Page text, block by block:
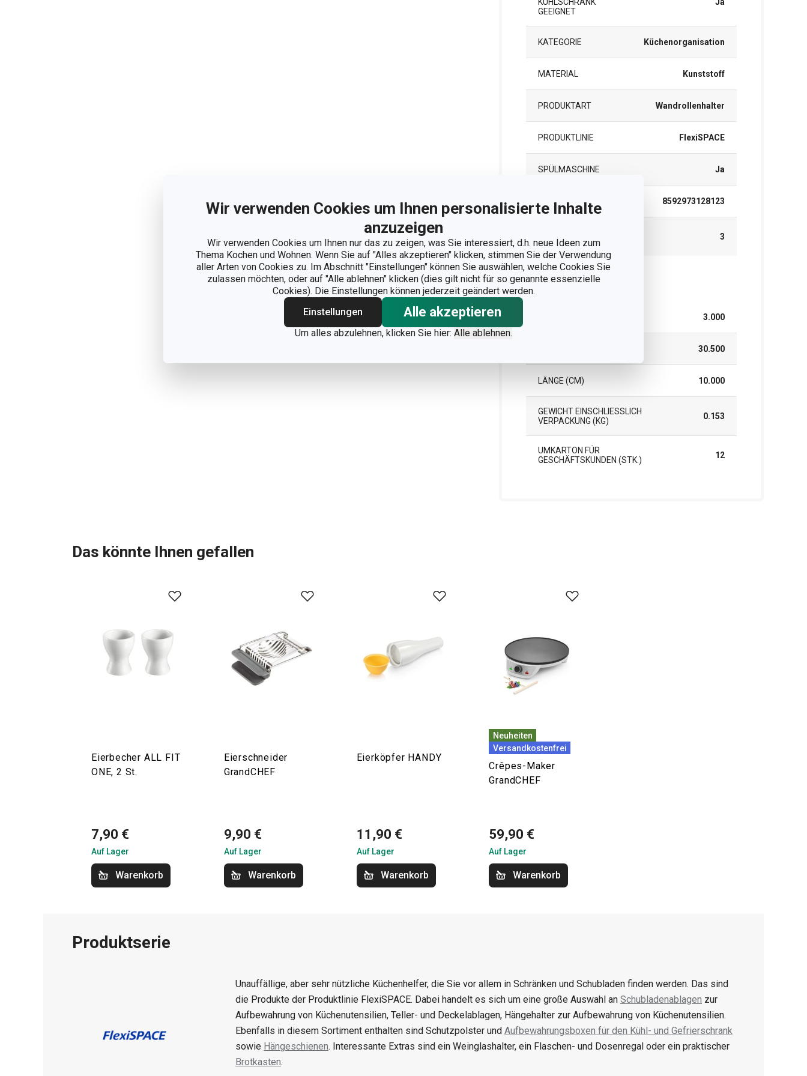
Wir verwenden Cookies um Ihnen personalisierte Inhalte
anzuzeigen
Wir verwenden Cookies um Ihnen nur das zu zeigen, was Sie interessiert, d.h. neue Ideen zum
Thema Kochen und Wohnen. Wenn Sie auf "Alles akzeptieren" klicken, stimmen Sie der Verwendung
aller Arten von Cookies zu. Im Abschnitt "Einstellungen" können Sie auswählen, welche Cookies Sie
zulassen möchten, oder auf "Alle ablehnen" klicken (dies gilt nicht für so genannte essenzielle
Cookies). Die Einstellungen können jederzeit geändert werden.
Einstellungen
Alle akzeptieren
Um alles abzulehnen, klicken Sie hier: Alle ablehnen.
GEEIGNET
KATEGORIE Küchenorganisation
MATERIAL Kunststoff
PRODUKTART Wandrollenhalter
PRODUKTLINIE FlexiSPACE
SPÜLMASCHINE Ja
EAN 8592973128123
JAHREN)
3
Verpackung
3.000
30.500
LÄNGE (CM) 10.000
GEWICHT EINSCHLIESSLICH V
ERPACKUNG (KG)
0.153
UMKARTON FÜR
GESCHÄFTSKUNDEN (STK.)
12
Das könnte Ihnen gefallen
Eierbecher ALL FIT
ONE, 2 St.
7,90 €
Auf Lager
Warenkorb
Eierschneider
GrandCHEF
9,90 €
Auf Lager
Warenkorb
Eierköpfer HANDY
11,90 €
Auf Lager
Warenkorb
Neuheiten
Versandkostenfrei
Crêpes-Maker
GrandCHEF
59,90 €
Auf Lager
Warenkorb
Produktserie
Unauffällige, aber sehr nützliche Küchenhelfer, die Sie vor allem in Schränken und Schubladen finden werden. Das sind
die Produkte der Produktlinie FlexiSPACE. Dabei handelt es sich um eine große Auswahl an Schubladenablagen zur
Aufbewahrung von Küchenutensilien, Teller- und Deckelablagen, Hängehalter zur Aufbewahrung von Küchenutensilien.
Ebenfalls in diesem Sortiment enthalten sind Schutzpolster und Aufbewahrungsboxen für den Kühl- und Gefrierschrank
sowie Hängeschienen. Interessante Extras sind ein Weinglashalter, ein Flaschen- und Dosenregal oder ein praktischer
Brotkasten.